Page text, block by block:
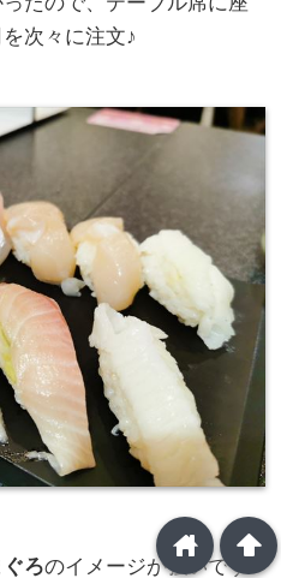
次々に注文♪
ぐろのイメージが強いです
arrowup
home